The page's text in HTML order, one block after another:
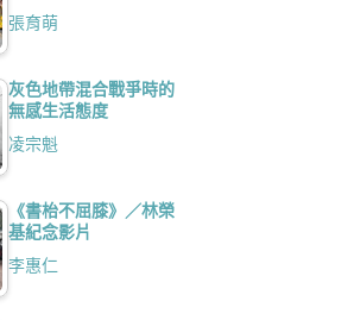
張育萌
灰色地帶混合戰爭時的
無感生活態度
凌宗魁
《書枱不屈膝》／林榮
基紀念影片
李惠仁